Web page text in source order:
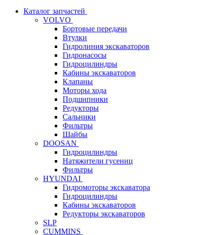
Каталог запчастей
VOLVO
Бортовые передачи
Втулки
Гидролиния экскаваторов
Гидронасосы
Гидроцилиндры
Кабины экскаваторов
Клапаны
Моторы хода
Подшипники
Редукторы
Сальники
Фильтры
Шайбы
DOOSAN
Гидроцилиндры
Натяжители гусениц
Фильтры
HYUNDAI
Гидромоторы экскаватора
Гидроцилиндры
Кабины экскаваторов
Редукторы экскаваторов
SLP
CUMMINS